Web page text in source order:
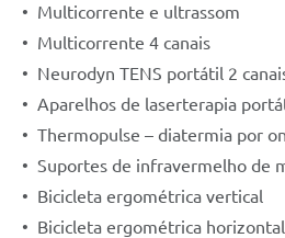
•⁠ ⁠Multicorrente e ultrassom
•⁠ ⁠Multicorrente 4 canais
•⁠ ⁠Neurodyn TENS portátil 2
•⁠ ⁠Aparelhos de laserterapia
•⁠ ⁠Thermopulse – diatermia por
•⁠ ⁠Suportes de infravermelho de
•⁠ ⁠Bicicleta ergométrica vertical
•⁠ ⁠Bicicleta ergométrica horizontal